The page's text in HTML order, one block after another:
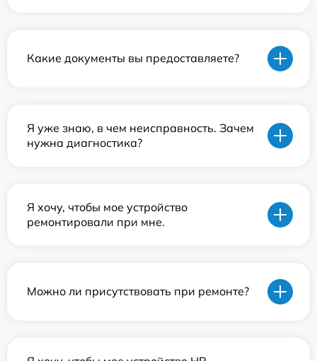
Какие документы вы предоставляете?
Я уже знаю, в чем неисправность. Зачем
нужна диагностика?
Я хочу, чтобы мое устройство
ремонтировали при мне.
Можно ли присутствовать при ремонте?